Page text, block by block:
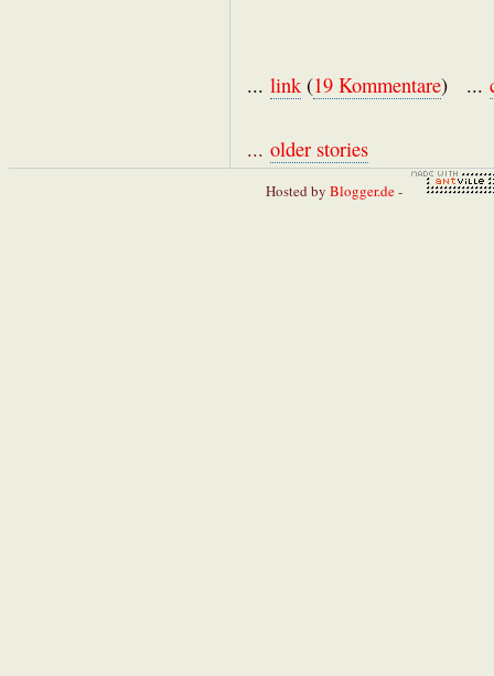
... link (19 Kommentare) ...
... older stories
Hosted by Blogger.de-